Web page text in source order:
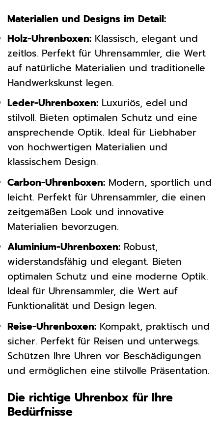
Materialien und Designs im Detail:
Holz-Uhrenboxen: Klassisch, elegant und
zeitlos. Perfekt für Uhrensammler, die Wert
auf natürliche Materialien und traditionelle
Handwerkskunst legen.
Leder-Uhrenboxen: Luxuriös, edel und
stilvoll. Bieten optimalen Schutz und eine
ansprechende Optik. Ideal für Liebhaber
von hochwertigen Materialien und
klassischem Design.
Carbon-Uhrenboxen: Modern, sportlich und
leicht. Perfekt für Uhrensammler, die einen
zeitgemäßen Look und innovative
Materialien bevorzugen.
Aluminium-Uhrenboxen: Robust,
widerstandsfähig und elegant. Bieten
optimalen Schutz und eine moderne Optik.
Ideal für Uhrensammler, die Wert auf
Funktionalität und Design legen.
Reise-Uhrenboxen: Kompakt, praktisch und
sicher. Perfekt für Reisen und unterwegs.
Schützen Ihre Uhren vor Beschädigungen
und ermöglichen eine stilvolle Präsentation.
Die richtige Uhrenbox für Ihre
Bedürfnisse